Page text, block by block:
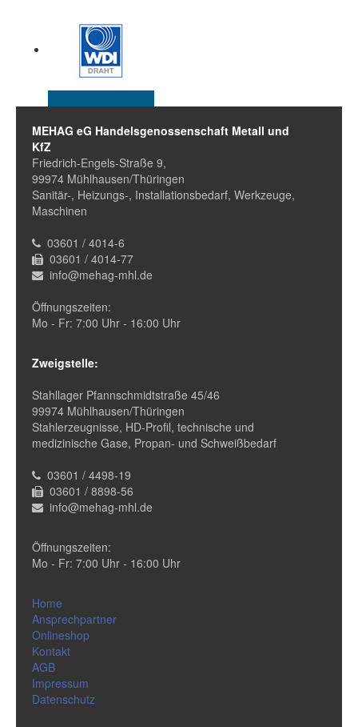
MEHAG eG Handelsgenossenschaft Metall und
KfZ
Friedrich-Engels-Straße 9,
99974 Mühlhausen/Thüringen
Sanitär-, Heizungs-, Installationsbedarf, Werkzeuge,
Maschinen
03601 / 4014-6
03601 / 4014-77
info@mehag-mhl.de
Öffnungszeiten:
Mo - Fr: 7:00 Uhr - 16:00 Uhr
Zweigstelle:
Stahllager Pfannschmidtstraße 45/46
99974 Mühlhausen/Thüringen
Stahlerzeugnisse, HD-Profil, technische und
medizinische Gase, Propan- und Schweißbedarf
03601 / 4498-19
03601 / 8898-56
info@mehag-mhl.de
Öffnungszeiten:
Mo - Fr: 7:00 Uhr - 16:00 Uhr
Home
Ansprechpartner
Onlineshop
Kontakt
AGB
Impressum
Datenschutz